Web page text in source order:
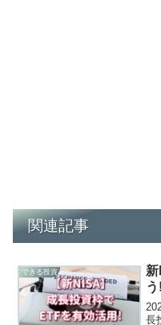
関連記事
できる投資
長